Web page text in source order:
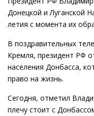
Донецкой и Луганской
летия с момента их
В поздравительных
Кремля, президент РФ
населения Донбасса,
право на жизнь.
Сегодня, отметил
плечу стоит с